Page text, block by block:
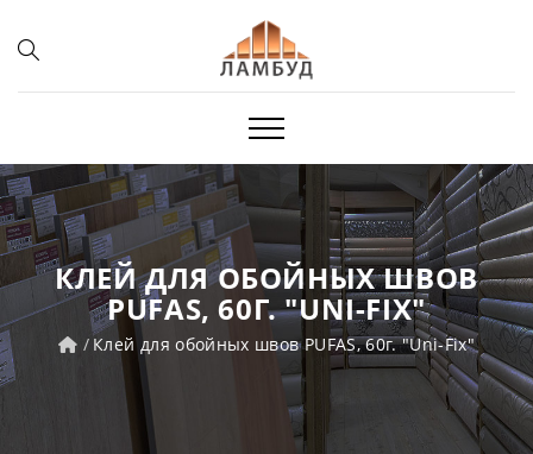
КЛЕЙ ДЛЯ ОБОЙНЫХ ШВОВ
PUFAS, 60Г. "UNI-FIX"
Клей для обойных швов PUFAS, 60г. "Uni-Fix"